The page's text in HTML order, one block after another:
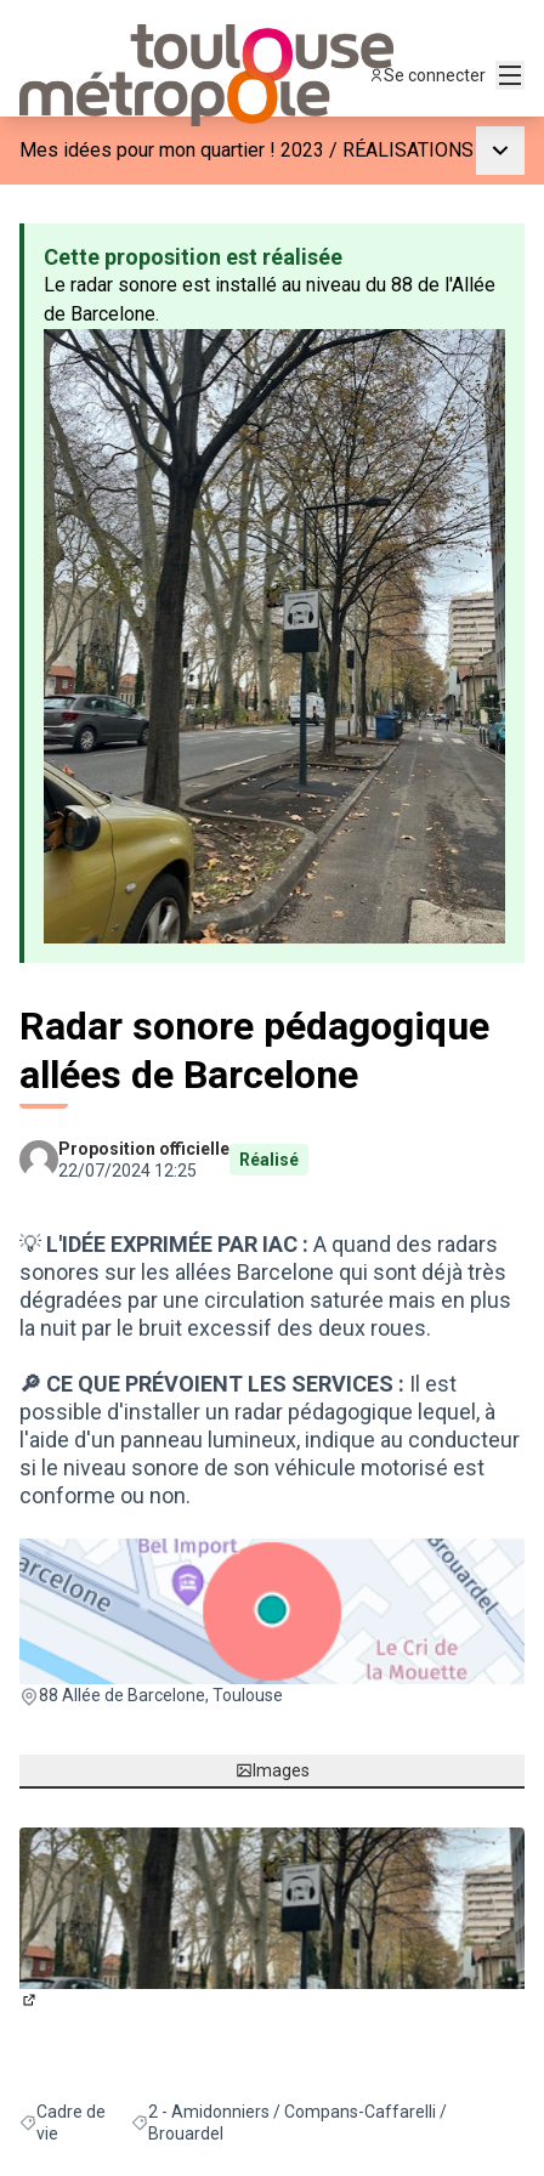
Se connecter
Mes idées pour mon quartier ! 2023 / RÉALISATIONS
Cette proposition est réalisée
Le radar sonore est installé au niveau du 88 de l'Allée
de Barcelone.
Radar sonore pédagogique
allées de Barcelone
Proposition officielle
22/07/2024 12:25
Réalisé
💡 L'IDÉE EXPRIMÉE PAR IAC : A quand des radars
sonores sur les allées Barcelone qui sont déjà très
dégradées par une circulation saturée mais en plus
la nuit par le bruit excessif des deux roues.
🔎 CE QUE PRÉVOIENT LES SERVICES : Il est
possible d'installer un radar pédagogique lequel, à
l'aide d'un panneau lumineux, indique au conducteur
si le niveau sonore de son véhicule motorisé est
conforme ou non.
88 Allée de Barcelone, Toulouse
(Lien externe)
Images
Filtrer les résultats de la catégorie : Cadre de vie
Cadre de
vie
Filtrer les résultats pour le secteur : 2 - Amidonniers
2 - Amidonniers / Compans-Caffarelli /
Brouardel